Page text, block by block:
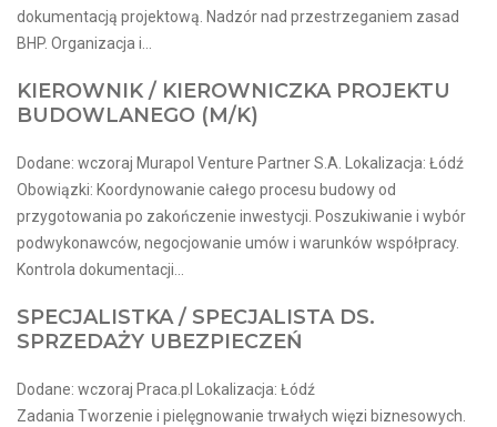
dokumentacją projektową. Nadzór nad przestrzeganiem zasad
BHP. Organizacja i...
KIEROWNIK / KIEROWNICZKA PROJEKTU
BUDOWLANEGO (M/K)
Dodane: wczoraj Murapol Venture Partner S.A. Lokalizacja: Łódź
Obowiązki: Koordynowanie całego procesu budowy od
przygotowania po zakończenie inwestycji. Poszukiwanie i wybór
podwykonawców, negocjowanie umów i warunków współpracy.
Kontrola dokumentacji...
SPECJALISTKA / SPECJALISTA DS.
SPRZEDAŻY UBEZPIECZEŃ
Dodane: wczoraj Praca.pl Lokalizacja: Łódź
Zadania Tworzenie i pielęgnowanie trwałych więzi biznesowych.